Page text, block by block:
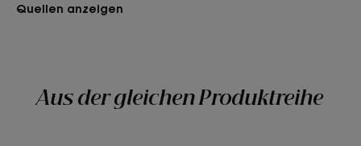
Quellen anzeigen
Aus der gleichen Produktreihe